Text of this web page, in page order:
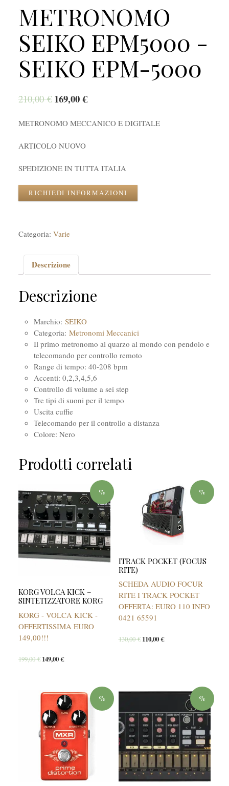
METRONOMO
SEIKO EPM5000 -
SEIKO EPM-5000
210,00€ 169,00€
METRONOMO MECCANICO E DIGITALE
ARTICOLO NUOVO
SPEDIZIONE IN TUTTA ITALIA
RICHIEDI INFORMAZIONI
Categoria: Varie
Descrizione
Descrizione
Marchio: SEIKO
Categoria: Metronomi Meccanici
Il primo metronomo al quarzo al mondo con pendolo e
telecomando per controllo remoto
Range di tempo: 40-208 bpm
Accenti: 0,2,3,4,5,6
Controllo di volume a sei step
Tre tipi di suoni per il tempo
Uscita cuffie
Telecomando per il controllo a distanza
Colore: Nero
Prodotti correlati
%
KORG VOLCA KICK –
SINTETIZZATORE KORG
KORG - VOLCA KICK -
OFFERTISSIMA EURO
149,00!!!
199,00€ 149,00€
%
ITRACK POCKET (FOCUS
RITE)
SCHEDA AUDIO FOCUR
RITE I TRACK POCKET
OFFERTA: EURO 110 INFO
0421 65591
130,00€ 110,00€
% %